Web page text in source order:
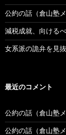
公約の話（倉山塾
減税成就、向ける
女系派の詭弁を見
最近のコメント
公約の話（倉山塾
公約の話（倉山塾